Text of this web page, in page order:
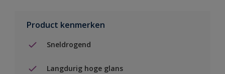
Product kenmerken
Sneldrogend
Langdurig hoge glans